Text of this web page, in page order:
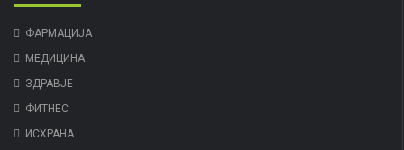
ФАРМАЦИЈА
МЕДИЦИНА
ЗДРАВЈЕ
ФИТНЕС
ИСХРАНА